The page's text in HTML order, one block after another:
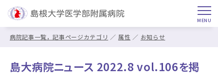
病院記事一覧，記事ページカテゴリ 属性 お知らせ
島大病院ニュース 2022.8 vol.106を掲